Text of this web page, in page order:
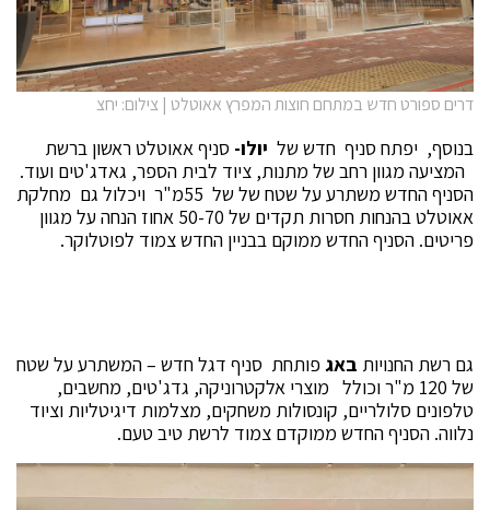
דרים ספורט חדש במתחם חוצות המפרץ אאוטלט | צילום: יחצ
בנוסף, יפתח סניף חדש של יולו-סניף אאוטלט ראשון ברשת
המציעה מגוון רחב של מתנות, ציוד לבית הספר, גאדג'טים ועוד.
הסניף החדש משתרע על שטח של של 55מ"ר ויכלול גם מחלקת
אאוטלט בהנחות חסרות תקדים של 50-70 אחוז הנחה על מגוון
פריטים. הסניף החדש ממוקם בבניין החדש צמוד לפוטלוקר.
גם רשת החנויות באגפותחת סניף דגל חדש – המשתרע על שטח
של 120 מ"ר וכולל מוצרי אלקטרוניקה, גדג'טים, מחשבים,
טלפונים סלולריים, קונסולות משחקים, מצלמות דיגיטליות וציוד
נלווה. הסניף החדש ממוקדם צמוד לרשת טיב טעם.